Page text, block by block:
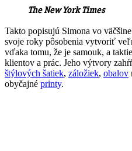
The New York Times
Takto popisujú Simona vo
svoje roky pôsobenia vytvoriť
vďaka tomu, že je samouk, a
klientov a prác. Jeho výtvory
štýlových šatiek, záložiek, obalov
obyčajné printy.